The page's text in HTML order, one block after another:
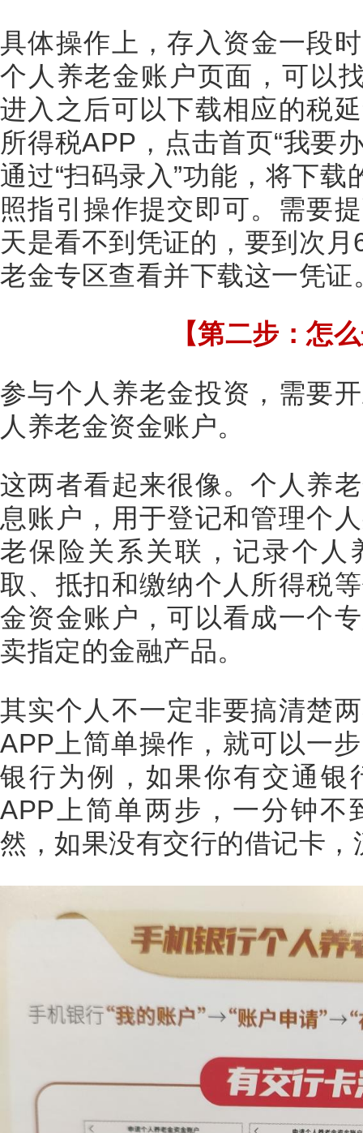
具体操作上，存入资金一段
个人养老金账户页面，可以
进入之后可以下载相应的税
所得税APP，点击首页“我要
通过“扫码录入”功能，将下载
照指引操作提交即可。需要
天是看不到凭证的，要到次
老金专区查看并下载这一凭证
【第二步：怎
参与个人养老金投资，需要
人养老金资金账户。
这两者看起来很像。个人养
息账户，用于登记和管理个
老保险关系关联，记录个人
取、抵扣和缴纳个人所得税
金资金账户，可以看成一个
卖指定的金融产品。
其实个人不一定非要搞清楚
APP上简单操作，就可以一
银行为例，如果你有交通银
APP上简单两步，一分钟不
然，如果没有交行的借记卡